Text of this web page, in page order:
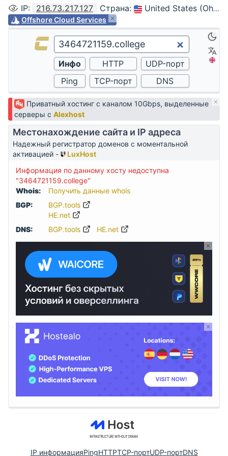
IP: 216.73.217.127 Страна: United States (Ohio, Columbus)
Offshore Cloud Services
Приватный хостинг с каналом 10Gbps, выделенные
серверы с Alexhost
Местонахождение сайта и IP адреса
Надежный регистратор доменов с моментальной
активацией -
LuxHost
Информация по данному хосту недоступна
"3464721159.college"
Whois:
Получить данные whois
BGP:
BGP.tools
HE.net
DNS:
BGP.tools HE.net
IP информацияPingHTTPTCP-портUDP-портDNS